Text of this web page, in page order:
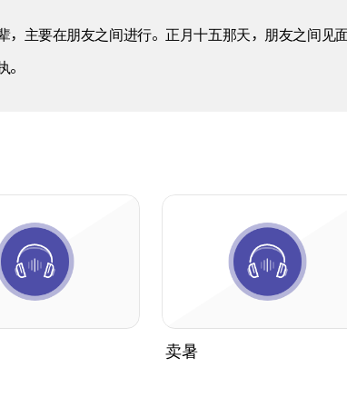
主要在朋友之间进行。正月十五那天，朋友之间见
卖暑